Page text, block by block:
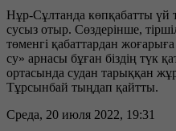
Нұр-Сұлтанда көпқабатты үй
сусыз отыр. Сөздерінше,
төменгі қабаттардан
су» арнасы бұған біздің түк
ортасында судан тарыққан
Тұрсынбай тыңдап қайтты.
Среда, 20 июля 2022, 19:31